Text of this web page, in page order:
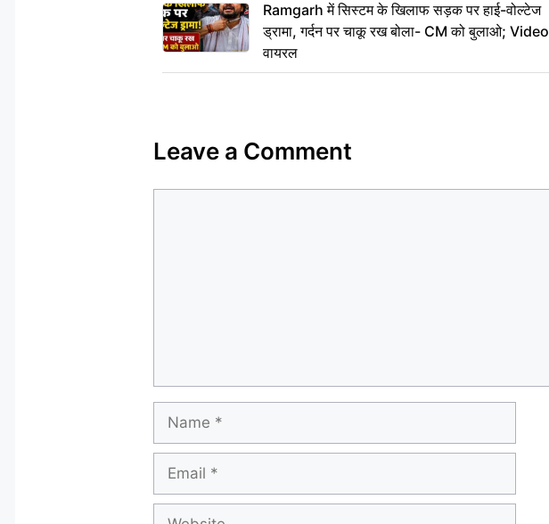
Ramgarh में सिस्टम के खिलाफ सड़क पर हाई-वोल्टेज
ड्रामा, गर्दन पर चाकू रख बोला- CM को बुलाओ; Video
वायरल
Leave a Comment
Name
Email
Website